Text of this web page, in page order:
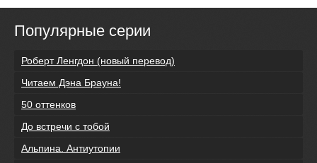
Популярные серии
Роберт Ленгдон (новый перевод)
Читаем Дэна Брауна!
50 оттенков
До встречи с тобой
Альпина. Антиутопии